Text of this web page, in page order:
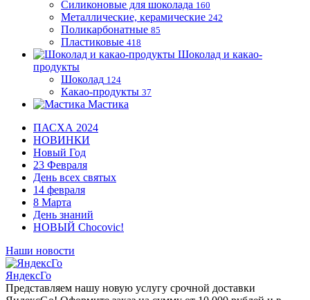
Силиконовые для шоколада 160
Металлические, керамические 242
Поликарбонатные 85
Пластиковые 418
Шоколад и какао-
продукты
Шоколад 124
Какао-продукты 37
Мастика
ПАСХА 2024
НОВИНКИ
Новый Год
23 Февраля
День всех святых
14 февраля
8 Марта
День знаний
НОВЫЙ Chocovic!
Наши новости
ЯндексГо
Представляем нашу новую услугу срочной доставки